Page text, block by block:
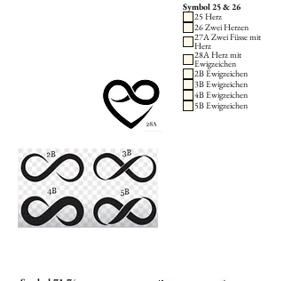
Symbol 25 & 26
25 Herz
26 Zwei Herzen
27A Zwei Füsse mit
Herz
28A Herz mit
Ewigzeichen
2B Ewigzeichen
3B Ewigzeichen
4B Ewigzeichen
5B Ewigzeichen